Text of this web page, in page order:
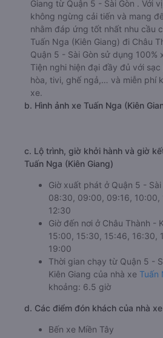
Giang từ Quận 5 - Sài Gòn . Với
không ngừng cải tiến và mang
nhằm đáp ứng tốt nhất nhu cầu
Tuấn Nga (Kiên Giang) đi Châu
Quận 5 - Sài Gòn sử dụng 100%
Tiện nghi hiện đại đầy đủ với
hòa, tivi, ghế ngả,… và miễn phí
xe.
b. Hình ảnh xe Tuấn Nga (Kiên
c. Lộ trình, giờ khởi hành và giờ
Tuấn Nga (Kiên Giang)
Giờ xuất phát ở Quận 5 -
08:30, 09:00, 09:16, 10:00,
12:30
Giờ đến nơi ở Châu Thành -
15:00, 15:30, 15:46, 16:30,
19:00
Thời gian chạy từ Quận 5 -
Kiên Giang của nhà xe Tuấn
khoảng: 6.5 giờ
d. Các điểm đón khách của nhà
Bến xe Miền Tây